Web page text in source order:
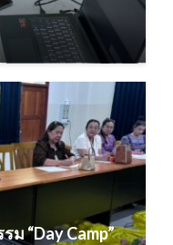
“Day Camp”